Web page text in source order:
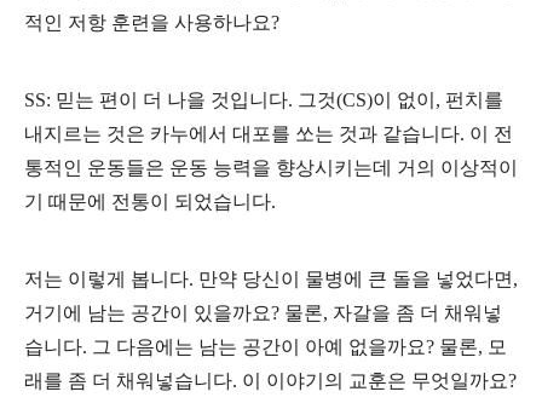
적인 저항 훈련을 사용하나요?
SS: 믿는 편이 더 나을 것입니다. 그것(CS)이 없이, 펀치를
내지르는 것은 카누에서 대포를 쏘는 것과 같습니다. 이 전
통적인 운동들은 운동 능력을 향상시키는데 거의 이상적이
기 때문에 전통이 되었습니다.
저는 이렇게 봅니다. 만약 당신이 물병에 큰 돌을 넣었다면,
거기에 남는 공간이 있을까요? 물론, 자갈을 좀 더 채워넣
습니다. 그 다음에는 남는 공간이 아예 없을까요? 물론, 모
래를 좀 더 채워넣습니다. 이 이야기의 교훈은 무엇일까요?